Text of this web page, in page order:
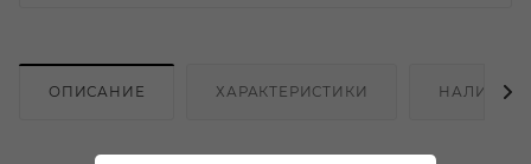
ОПИСАНИЕ ХАРАКТЕРИСТИКИ НАЛИЧИЕ